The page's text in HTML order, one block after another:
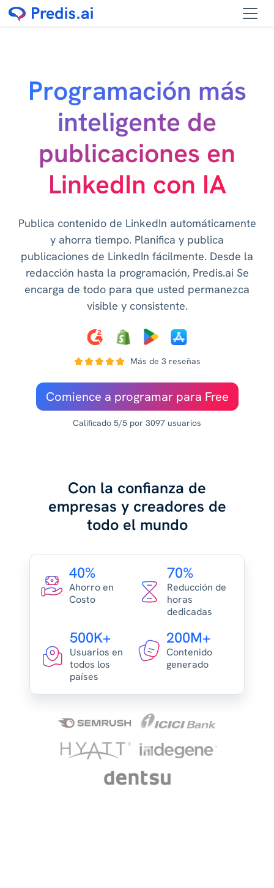
Programación más
inteligente de
publicaciones en
LinkedIn con IA
Publica contenido de LinkedIn automáticamente
y ahorra tiempo. Planifica y publica
publicaciones de LinkedIn fácilmente. Desde la
redacción hasta la programación, Predis.ai Se
encarga de todo para que usted permanezca
visible y consistente.
Más de 3 reseñas
Comience a programar para Free
Calificado 5/5 por 3097 usuarios
Con la confianza de
empresas y creadores de
todo el mundo
40%
Ahorro en
Costo
70%
Reducción de
horas
dedicadas
500K+
Usuarios en
todos los
países
200M+
Contenido
generado